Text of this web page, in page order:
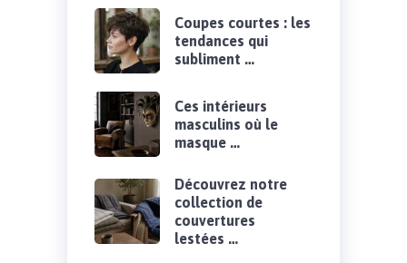
Coupes courtes : les
tendances qui
subliment …
Ces intérieurs
masculins où le
masque …
Découvrez notre
collection de
couvertures
lestées …